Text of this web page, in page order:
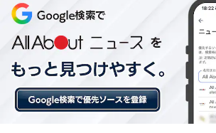
話題は先週の大盛りあがりの
て!!
?radikoで聴けます！（
https://t.co/